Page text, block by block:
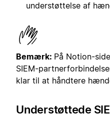
understøttelse af
Bemærk: På Notion-
SIEM-
klar til at håndtere
Understøttede